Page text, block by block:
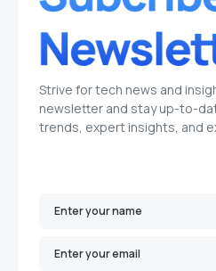
Strive for tech news and
newsletter and stay up-to-
trends, expert insights, and